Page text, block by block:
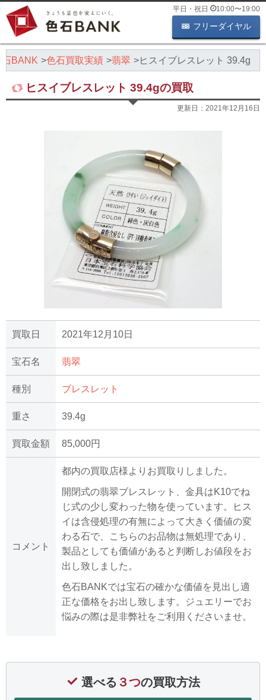
平日・祝日 10:00〜19:00
フリーダイヤル
BANK 色石買取実績 翡翠 ヒスイブレスレット 39.4g
ヒスイブレスレット 39.4gの買取
更新日： 2021年12月16日
買取日 2021年12月10日
宝石名 翡翠
種別 ブレスレット
重さ 39.4g
買取金額 85,000円
コメント
都内の買取店様よりお買取りしました。
開閉式の翡翠ブレスレット、金具はK10でね
じ式の少し変わった物を使っています。ヒス
イは含侵処理の有無によって大きく価値の変
わる石で、こちらのお品物は無処理であり、
製品としても価値があると判断しお値段をお
出し致しました。
色石BANKでは宝石の確かな価値を見出し適
正な価格をお出し致します。ジュエリーでお
悩みの際は是非弊社をご利用くださいませ。
選べる ３つの買取方法